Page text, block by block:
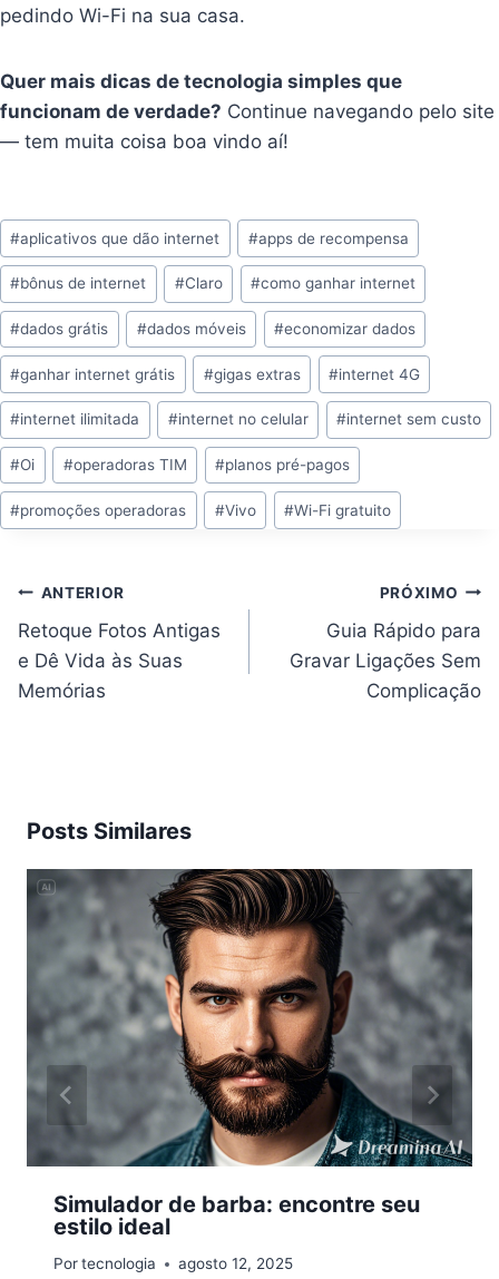
pedindo Wi-Fi na sua casa.
Quer mais dicas de tecnologia simples que
funcionam de verdade? Continue navegando pelo site
— tem muita coisa boa vindo aí!
Tags
do
Post:
#aplicativos que dão internet #apps de recompensa
#bônus de internet #Claro #como ganhar internet
#dados grátis #dados móveis #economizar dados
#ganhar internet grátis #gigas extras #internet 4G
#internet ilimitada #internet no celular #internet sem custo
#Oi #operadoras TIM #planos pré-pagos
#promoções operadoras #Vivo #Wi-Fi gratuito
Navegação
Post
ANTERIOR
Retoque Fotos Antigas
e Dê Vida às Suas
Memórias
PRÓXIMO
Guia Rápido para
Gravar Ligações Sem
Complicação
Posts Similares
Simulador de barba: encontre seu
estilo ideal
Portecnologia agosto 12, 2025